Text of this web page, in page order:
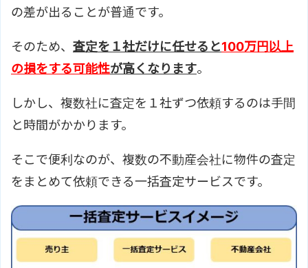
の差が出ることが普通です。
そのため、 査定を１社だけに任せると100万円以上
の損をする可能性が高くなります。
しかし、複数社に査定を１社ずつ依頼するのは手間
と時間がかかります。
そこで便利なのが、複数の不動産会社に物件の査定
をまとめて依頼できる一括査定サービスです。